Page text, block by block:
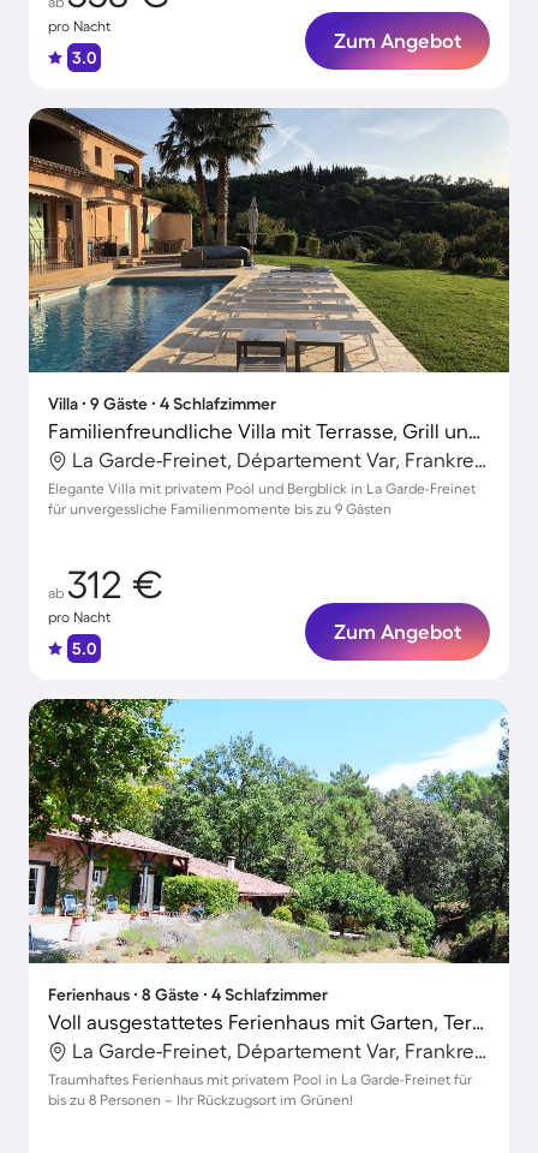
pro Nacht
3.0
Zum Angebot
Villa ∙ 9 Gäste ∙ 4 Schlafzimmer
Familienfreundliche Villa mit Terrasse, Grill und Garten | Bergblick | Ideal für Homeoffice
La Garde-Freinet, Département Var, Frankreich
Elegante Villa mit privatem Pool und Bergblick in La Garde-Freinet
für unvergessliche Familienmomente bis zu 9 Gästen
ab 312 €
pro Nacht
5.0
Zum Angebot
Ferienhaus ∙ 8 Gäste ∙ 4 Schlafzimmer
Voll ausgestattetes Ferienhaus mit Garten, Terrasse und privatem Pool
La Garde-Freinet, Département Var, Frankreich
Traumhaftes Ferienhaus mit privatem Pool in La Garde-Freinet für
bis zu 8 Personen – Ihr Rückzugsort im Grünen!